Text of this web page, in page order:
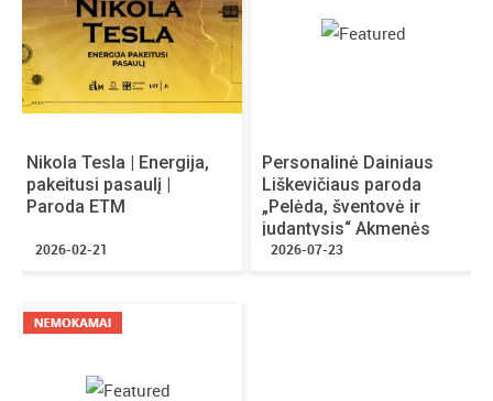
Daugiau informacijos ir BILIETAI į parodą
www.issilavinimasirkarjera.lt
Nikola Tesla | Energija,
pakeitusi pasaulį |
Paroda ETM
2026-02-21
Personalinė Dainiaus
Liškevičiaus paroda
„Pelėda, šventovė ir
judantysis“ Akmenės
kultūros namuose
2026-07-23